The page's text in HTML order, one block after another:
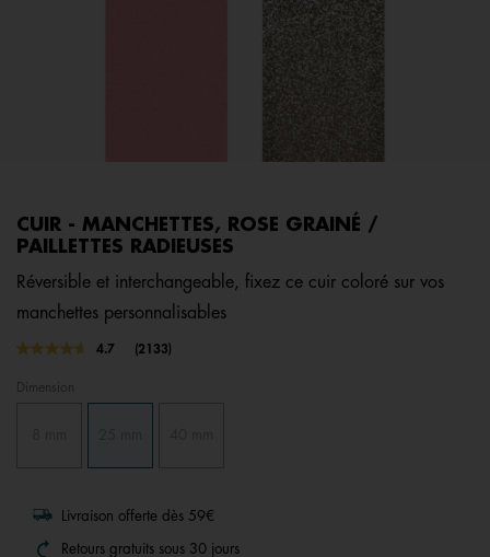
CUIR - MANCHETTES, ROSE GRAINÉ /
PAILLETTES RADIEUSES
Réversible et interchangeable, fixez ce cuir coloré sur vos
manchettes personnalisables
4,2 out of 5 Customer Rating
4.7
Lire
Lien
(2133)
Dimension
Livraison offerte dès 59€
Retours gratuits sous 30 jours